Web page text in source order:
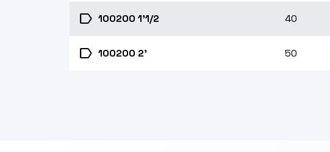
label 100200 1'1/2 40
label 100200 2' 50